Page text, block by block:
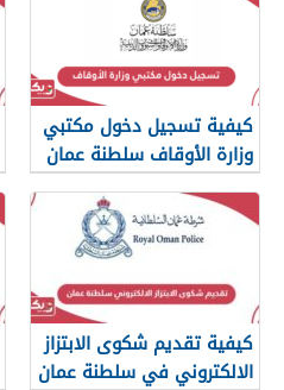
كيفية تسجيل دخول مكتبي
وزارة الأوقاف سلطنة عمان
كيفية تقديم شكوى الابتزاز
الالكتروني في سلطنة عمان